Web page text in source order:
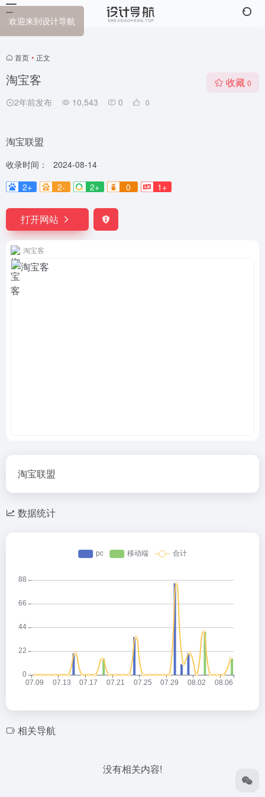
首页 • 正文
淘宝客
2年前发布 10,543 0 0
收藏 0
淘宝联盟
收录时间：
2024-08-14
2+
2- 2+ 0 1+
打开网站
淘宝客
淘宝联盟
数据统计
相关导航
没有相关内容!
欢迎来到设计导航